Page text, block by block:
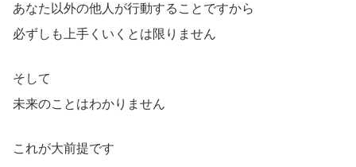
あなた以外の他人が行動することですから
必ずしも上手くいくとは限りません
そして
未来のことはわかりません
これが大前提です